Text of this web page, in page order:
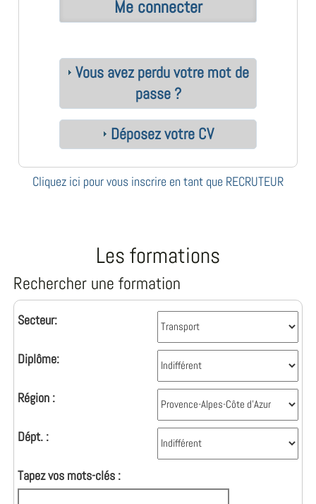
Vous avez perdu votre mot de
passe ?
Déposez votre CV
Cliquez ici pour vous inscrire en tant que RECRUTEUR
Les formations
Rechercher une formation
Secteur:
Diplôme:
Région :
Dépt. :
Tapez vos mots-clés :